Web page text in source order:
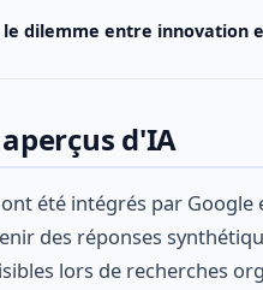
le dilemme entre innovation
d'IA
été intégrés par
des réponses
lors de recherches